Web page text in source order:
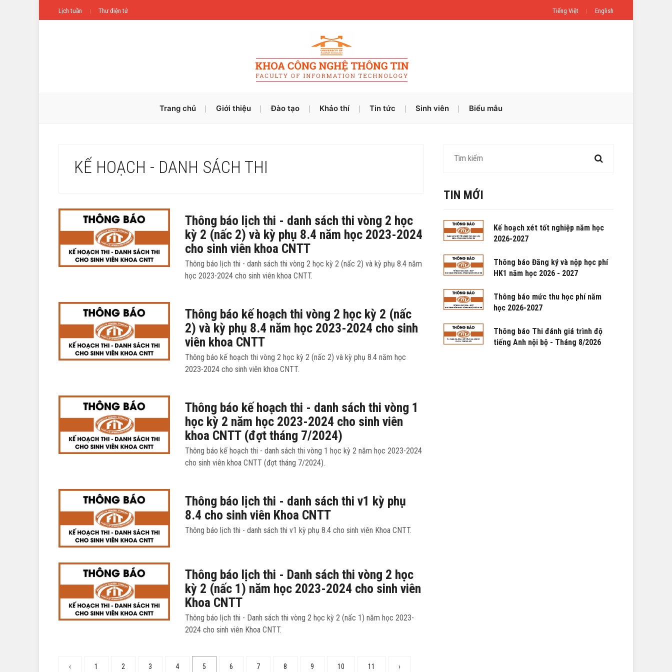
Lịch tuần Thư điện tử Tiếng Việt English
Trang chủ Giới thiệu Đào tạo Khảo thí Tin tức Sinh viên Biểu mẫu
KẾ HOẠCH - DANH SÁCH THI
Thông báo lịch thi - danh sách thi vòng 2 học
kỳ 2 (nấc 2) và kỳ phụ 8.4 năm học 2023-2024
cho sinh viên khoa CNTT
Thông báo lịch thi - danh sách thi vòng 2 học kỳ 2 (nấc 2) và kỳ phụ 8.4 năm
học 2023-2024 cho sinh viên khoa CNTT.
Thông báo kế hoạch thi vòng 2 học kỳ 2 (nấc
2) và kỳ phụ 8.4 năm học 2023-2024 cho sinh
viên khoa CNTT
Thông báo kế hoạch thi vòng 2 học kỳ 2 (nấc 2) và kỳ phụ 8.4 năm học
2023-2024 cho sinh viên khoa CNTT.
Thông báo kế hoạch thi - danh sách thi vòng 1
học kỳ 2 năm học 2023-2024 cho sinh viên
khoa CNTT (đợt tháng 7/2024)
Thông báo kế hoạch thi - danh sách thi vòng 1 học kỳ 2 năm học 2023-2024
cho sinh viên khoa CNTT (đợt tháng 7/2024).
Thông báo lịch thi - danh sách thi v1 kỳ phụ
8.4 cho sinh viên Khoa CNTT
Thông báo lịch thi - danh sách thi v1 kỳ phụ 8.4 cho sinh viên Khoa CNTT.
Thông báo lịch thi - Danh sách thi vòng 2 học
kỳ 2 (nấc 1) năm học 2023-2024 cho sinh viên
Khoa CNTT
Thông báo lịch thi - Danh sách thi vòng 2 học kỳ 2 (nấc 1) năm học 2023-
2024 cho sinh viên Khoa CNTT.
‹ 1 2 3 4 5 6 7 8 9 10 11 ›
TIN MỚI
Kế hoạch xét tốt nghiệp năm học
2026-2027
Thông báo Đăng ký và nộp học phí
HK1 năm học 2026 - 2027
Thông báo mức thu học phí năm
học 2026-2027
Thông báo Thi đánh giá trình độ
tiếng Anh nội bộ - Tháng 8/2026